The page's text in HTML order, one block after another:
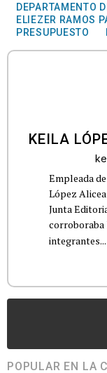
DEPARTAMENTO
ELIEZER RAMOS
PRESUPUESTO
KEILA
Empleada
López
Junta
corroboraba
integrantes...
POPULAR EN LA